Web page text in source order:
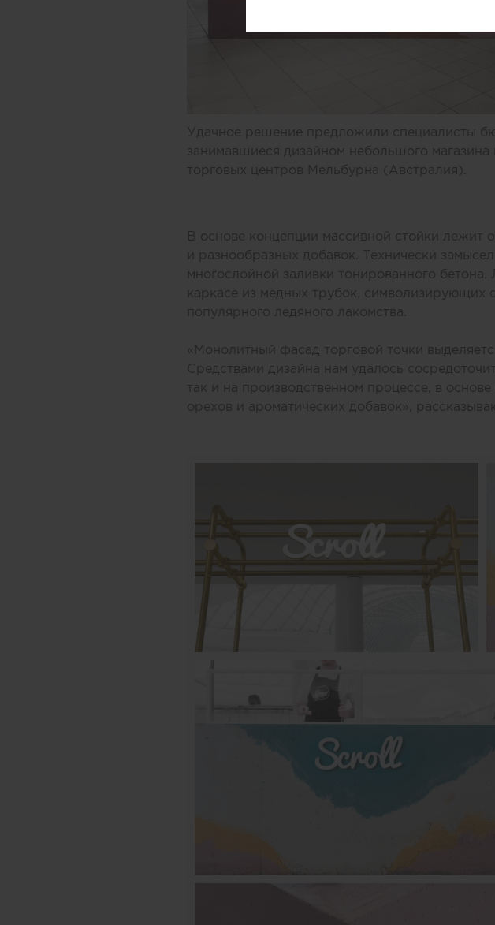
Удачное решение предложили специалисты
занимавшиеся дизайном небольшого
торговых центров Мельбурна (Австралия).
В основе концепции массивной стойки лежит
и разнообразных добавок. Технически
многослойной заливки тонированного
каркасе из медных трубок, символизирующих
популярного ледяного лакомства.
«Монолитный фасад торговой точки
Средствами дизайна нам удалось
так и на производственном процессе, в
орехов и ароматических добавок»,